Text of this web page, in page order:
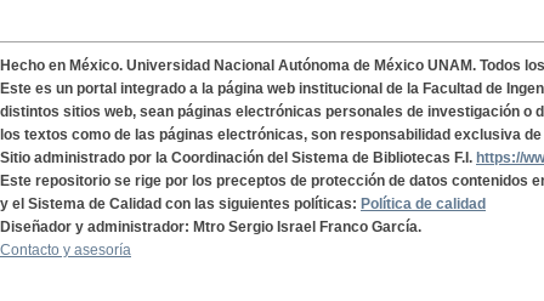
Hecho en México. Universidad Nacional Autónoma de México UNAM. Todos
Este es un portal integrado a la página web institucional de la Facultad de
distintos sitios web, sean páginas electrónicas personales de investigación o
los textos como de las páginas electrónicas, son responsabilidad exclusiva
Sitio administrado por la Coordinación del Sistema de Bibliotecas F.I. https://
Este repositorio se rige por los preceptos de protección de datos contenidos
y el Sistema de Calidad con las siguientes políticas: Política de calidad
Diseñador y administrador: Mtro Sergio Israel Franco García.
Contacto y asesoría